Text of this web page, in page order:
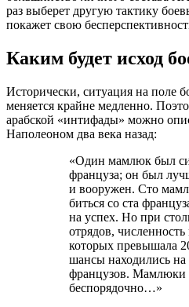
раз выберет другую тактику
покажет свою
Каким будет исход
Исторически, ситуация на поле
меняется крайне медленно.
арабской «интифады» можно
Наполеоном два века назад:
«Один мамлюк был
француза; он был
и вооружен. Сто
биться со ста
на успех. Но при
отрядов,
которых превышала
шансы находились на
французов. Мамлюки
беспорядочно…»